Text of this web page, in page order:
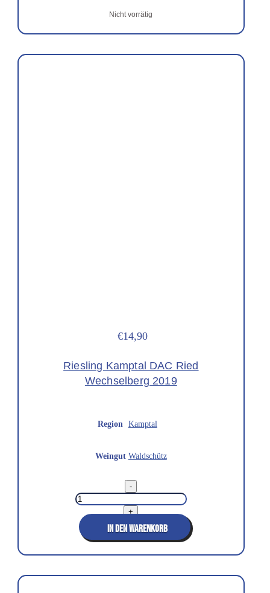
Nicht vorrätig
€14,90
Riesling Kamptal DAC Ried
Wechselberg 2019
Region Kamptal
Weingut Waldschütz
Riesling
Kamptal
Ried
2019
Menge
-
+
IN DEN WARENKORB